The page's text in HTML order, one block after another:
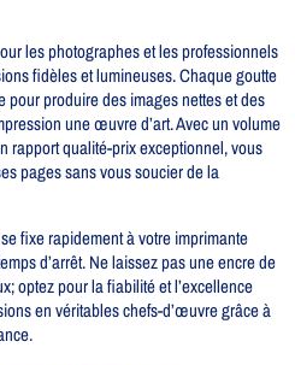
les photographes et les professionnels
fidèles et lumineuses. Chaque goutte
pour produire des images nettes et des
une œuvre d’art. Avec un volume
rapport qualité-prix exceptionnel, vous
pages sans vous soucier de la
se fixe rapidement à votre imprimante
d’arrêt. Ne laissez pas une encre de
optez pour la fiabilité et l’excellence
en véritables chefs-d’œuvre grâce à